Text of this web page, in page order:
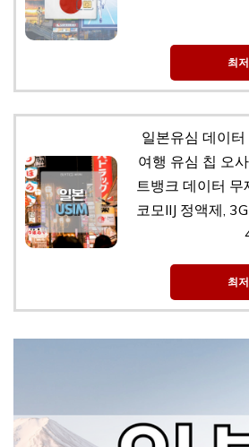
최
일본유심 데이
여행 유심 칩 오
트뱅크 데이터 무
코모IIJ 정액제,
최